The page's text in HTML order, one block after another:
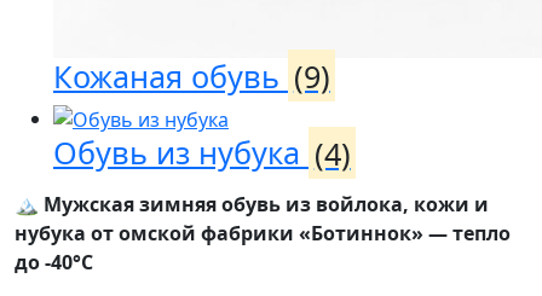
Кожаная обувь (9)
Обувь из нубука (4)
🏔️ Мужская зимняя обувь из войлока, кожи и
нубука от омской фабрики «Ботиннок» — тепло
до -40°C